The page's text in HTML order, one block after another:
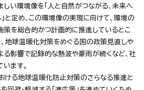
しい環境像を「人と自然がつながる、未来へ
と定め、この環境像の実現に向けて、環境の
を総合的かつ計画的に推進しているとこ
地球温暖化対策をめぐる国の政策見直しや
影響で記録的な熱波や豪雨が続くなど、社
ます。
ける地球温暖化防止対策のさらなる推進と